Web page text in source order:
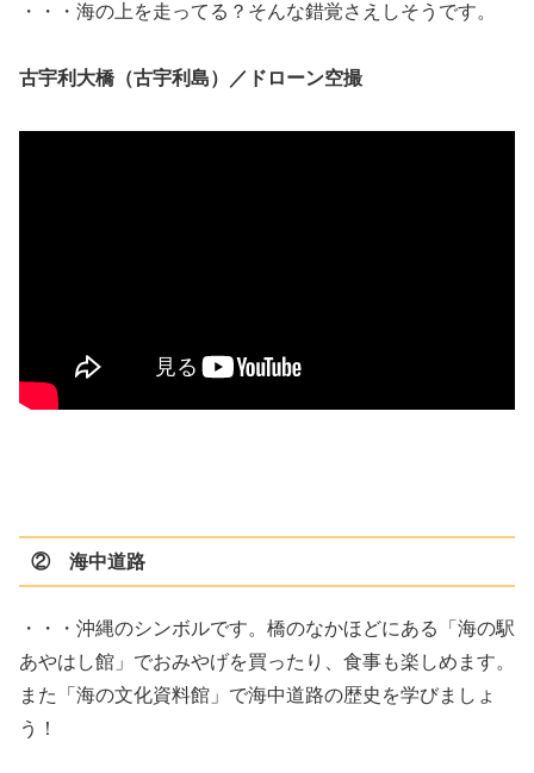
・・・海の上を走ってる？そんな錯覚さえしそうです。
古宇利大橋（古宇利島）／ドローン空撮
② 海中道路
・・・沖縄のシンボルです。橋のなかほどにある「海の駅
あやはし館」でおみやげを買ったり、食事も楽しめます。
また「海の文化資料館」で海中道路の歴史を学びましょ
う！